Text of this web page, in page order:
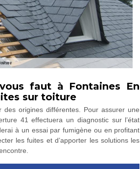
faut à Fontaines En
sur toiture
origines différentes. Pour assurer une
41 effectuera un diagnostic sur l’état
à un essai par fumigène ou en profitant
les fuites et d’apporter les solutions les